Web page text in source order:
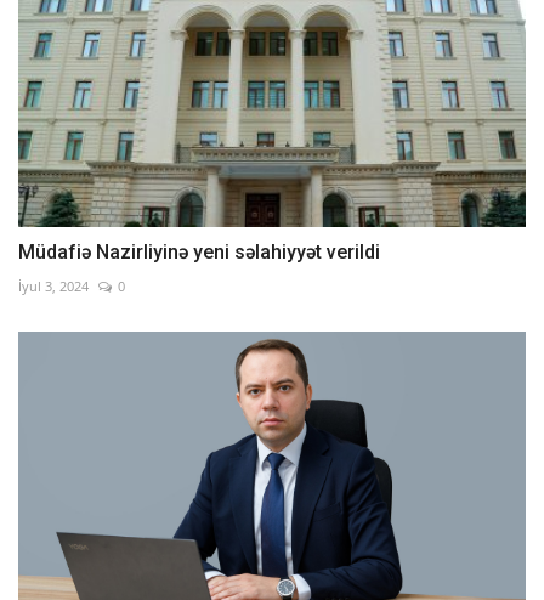
Müdafiə Nazirliyinə yeni səlahiyyət verildi
İyul 3, 2024 0